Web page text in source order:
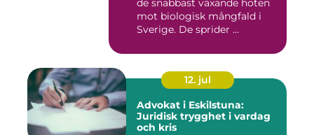
de snabbast växande hoten
mot biologisk mångfald i
Sverige. De sprider ...
12. jul
Advokat i Eskilstuna:
Juridisk trygghet i vardag
och kris